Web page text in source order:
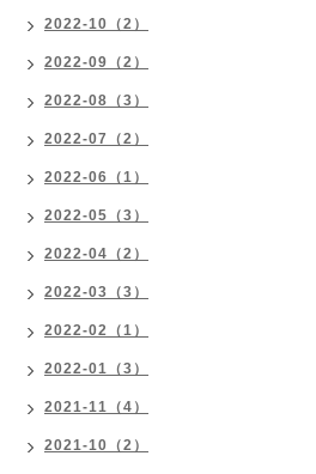
2022-10（2）
2022-09（2）
2022-08（3）
2022-07（2）
2022-06（1）
2022-05（3）
2022-04（2）
2022-03（3）
2022-02（1）
2022-01（3）
2021-11（4）
2021-10（2）